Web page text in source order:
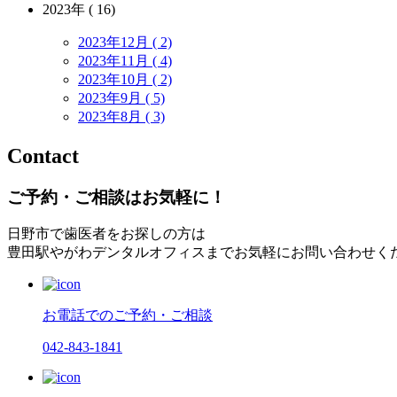
2023年 ( 16)
2023年12月 ( 2)
2023年11月 ( 4)
2023年10月 ( 2)
2023年9月 ( 5)
2023年8月 ( 3)
Contact
ご予約・ご相談はお気軽に！
日野市で歯医者をお探しの方は
豊田駅やがわデンタルオフィスまでお気軽にお問い合わせく
お電話でのご予約・ご相談
042-843-1841